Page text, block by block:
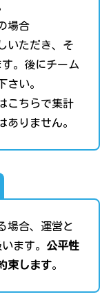
場合
いただき、そ
。後にチーム
さい。
こちらで集計
ありません。
場合、運営と
ます。 公平性
束します。